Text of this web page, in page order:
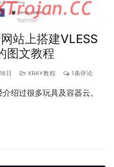
站上搭建VLESS
图文教程
日 XRAY教程 1条评论
绍过很多玩具及容器云。